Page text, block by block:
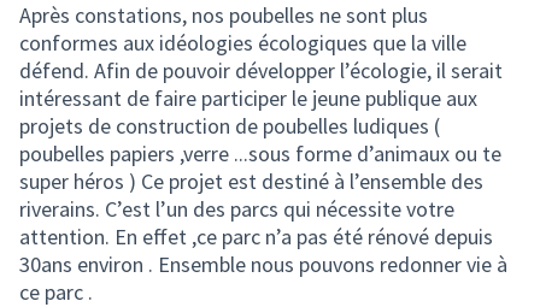
Après constations, nos poubelles ne sont plus
conformes aux idéologies écologiques que la ville
défend. Afin de pouvoir développer l’écologie, il serait
intéressant de faire participer le jeune publique aux
projets de construction de poubelles ludiques (
poubelles papiers ,verre ...sous forme d’animaux ou te
super héros ) Ce projet est destiné à l’ensemble des
riverains. C’est l’un des parcs qui nécessite votre
attention. En effet ,ce parc n’a pas été rénové depuis
30ans environ . Ensemble nous pouvons redonner vie à
ce parc .